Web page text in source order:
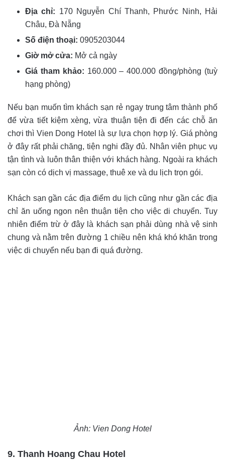
Địa chỉ: 170 Nguyễn Chí Thanh, Phước Ninh, Hải
Châu, Đà Nẵng
Số điện thoại: 0905203044
Giờ mở cửa: Mở cả ngày
Giá tham khảo: 160.000 – 400.000 đồng/phòng (tuỳ
hạng phòng)
Nếu bạn muốn tìm khách sạn rẻ ngay trung tâm thành phố
để vừa tiết kiệm xèng, vừa thuận tiện đi đến các chỗ ăn
chơi thì Vien Dong Hotel là sự lựa chọn hợp lý. Giá phòng
ở đây rất phải chăng, tiện nghi đầy đủ. Nhân viên phục vụ
tận tình và luôn thân thiện với khách hàng. Ngoài ra khách
sạn còn có dịch vị massage, thuê xe và du lịch trọn gói.
Khách sạn gần các địa điểm du lịch cũng như gần các địa
chỉ ăn uống ngon nên thuận tiện cho việc di chuyển. Tuy
nhiên điểm trừ ở đây là khách sạn phải dùng nhà vệ sinh
chung và nằm trên đường 1 chiều nên khá khó khăn trong
việc di chuyển nếu bạn đi quá đường.
Ảnh: Vien Dong Hotel
9. Thanh Hoang Chau Hotel